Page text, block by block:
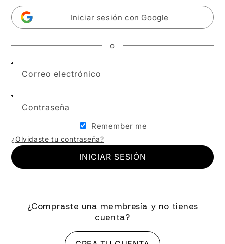
Iniciar sesión con Google
o
Correo electrónico
Contraseña
Remember me
¿Olvidaste tu contraseña?
INICIAR SESIÓN
¿Compraste una membresía y no tienes
cuenta?